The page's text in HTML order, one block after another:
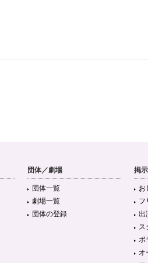
団体／劇場
団体一覧
劇場一覧
団体の登録
掲
お
フ
出
ス
ボ
オ